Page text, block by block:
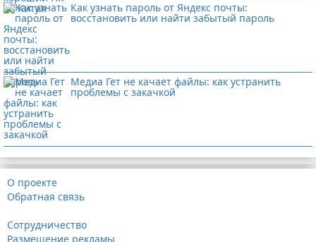
Как узнать пароль от Яндекс почты:
восстановить или найти забытый пароль
Медиа Гет не качает файлы: как устранить
проблемы с закачкой
О проекте
Обратная связь
Сотрудничество
Размещение рекламы